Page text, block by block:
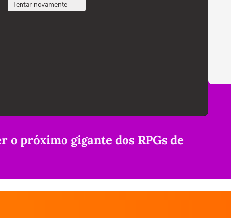
Tentar novamente
o próximo gigante dos RPGs de